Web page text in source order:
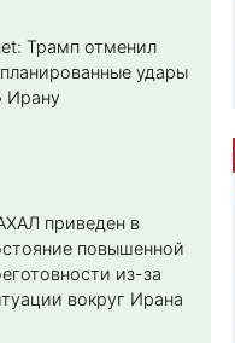
Трамп отменил
удары
Ирану
приведен в
повышенной
из-за
вокруг Ирана